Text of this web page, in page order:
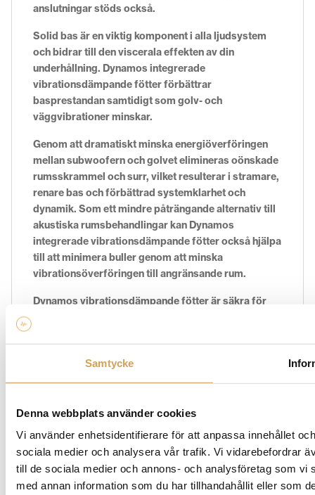
Samtycke
Denna webbplats använder cookies
Vi använder enhetsidentifierare för att anpassa innehållet
sociala medier och analysera vår trafik. Vi vidarebefordrar
till de sociala medier och annons- och analysföretag som
med annan information som du har tillhandahållit eller som
anslutningar stöds också.
Solid bas är en viktig komponent i alla ljudsystem
och bidrar till den viscerala effekten av din
underhållning. Dynamos integrerade
vibrationsdämpande fötter förbättrar
basprestandan samtidigt som golv- och
väggvibrationer minskar.
Genom att dramatiskt minska energiöverföringen
mellan subwoofern och golvet elimineras oönskade
rumsskrammel och surr, vilket resulterar i stramare,
renare bas och förbättrad systemklarhet och
dynamik. Som ett mindre påträngande alternativ till
akustiska rumsbehandlingar kan Dynamos
integrerade vibrationsdämpande fötter också hjälpa
till att minimera buller genom att minska
vibrationsöverföringen till angränsande rum.
Dynamos vibrationsdämpande fötter är säkra för
för iOS- och Android-enheter gör att du enkelt kan
många andra direkt från bekvämligheten av din plats
för ultimat kontroll och enkel inställning.